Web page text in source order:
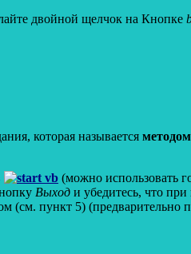
двойной щелчок на Кнопке
которая называется методом
(можно использовать
Выход и убедитесь, что
(см. пункт 5) (предварительно